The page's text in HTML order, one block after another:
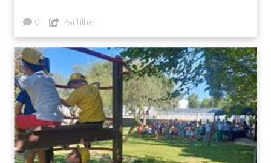
0 Partilhe